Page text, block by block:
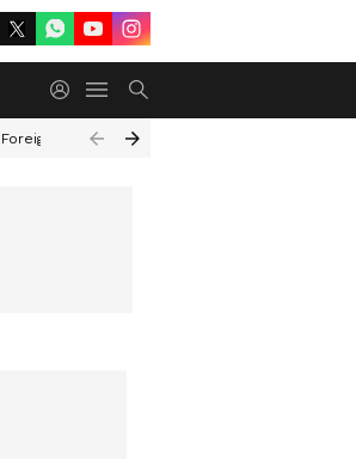
Travel Expenditure